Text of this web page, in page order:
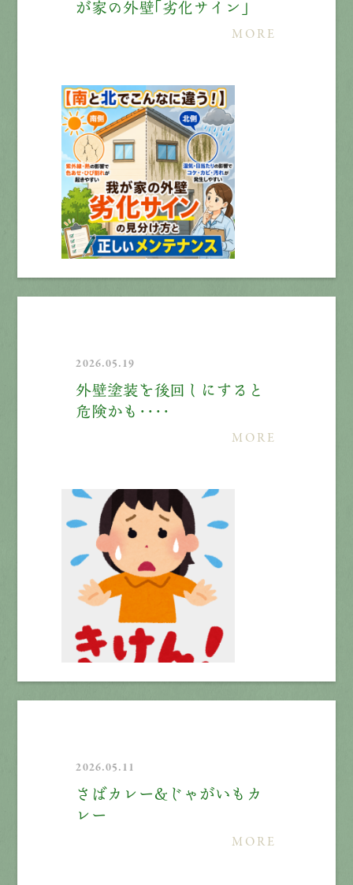
が家の外壁「劣化サイン」
MORE
2026.05.19
外壁塗装を後回しにすると
危険かも・・・・
MORE
2026.05.11
さばカレー＆じゃがいもカ
レー
MORE